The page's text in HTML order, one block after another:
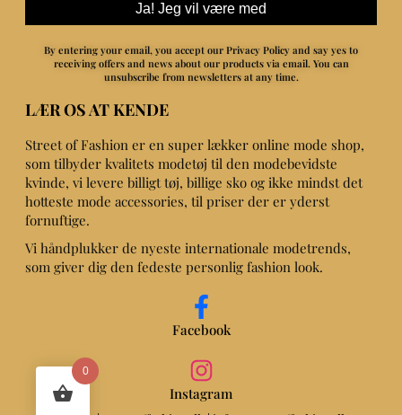
Ja! Jeg vil være med
By entering your email, you accept our Privacy Policy and say yes to
receiving offers and news about our products via email. You can
unsubscribe from newsletters at any time.
LÆR OS AT KENDE
Street of Fashion er en super lækker online mode shop,
som tilbyder kvalitets modetøj til den modebevidste
kvinde, vi levere billigt tøj, billige sko og ikke mindst det
hotteste mode accessories, til priser der er yderst
fornuftige.
Vi håndplukker de nyeste internationale modetrends,
som giver dig den fedeste personlig fashion look.
Facebook
Instagram
0